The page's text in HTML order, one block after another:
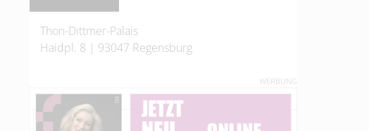
Thon-Dittmer-Palais
Haidpl. 8 | 93047 Regensburg
WERBUNG